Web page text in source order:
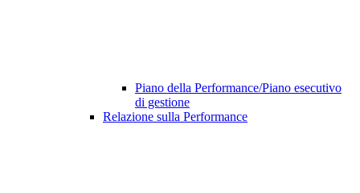
Piano della Performance/Piano esecutivo
di gestione
Relazione sulla Performance